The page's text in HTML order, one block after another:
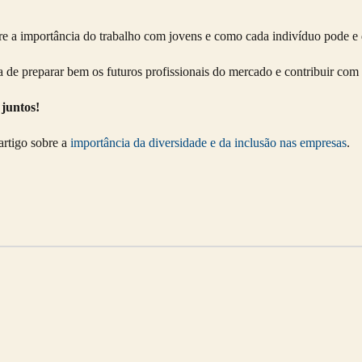
a importância do trabalho com jovens e como cada indivíduo pode
preparar bem os futuros profissionais do mercado e contribuir com
juntos!
sobre a importância da diversidade e da inclusão nas empresas.